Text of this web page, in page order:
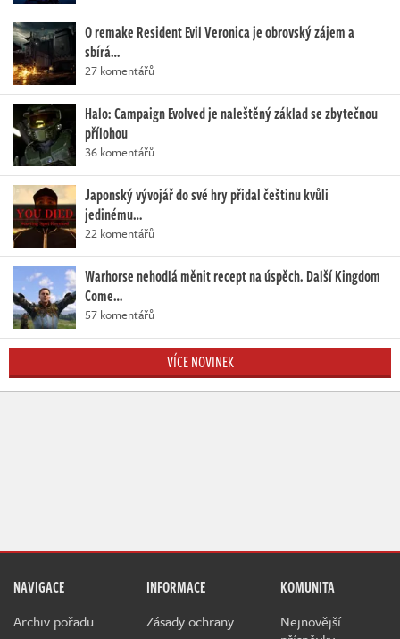
O remake Resident Evil Veronica je obrovský zájem a
sbírá…
27 komentářů
Halo: Campaign Evolved je naleštěný základ se zbytečnou
přílohou
36 komentářů
Japonský vývojář do své hry přidal češtinu kvůli
jedinému…
22 komentářů
Warhorse nehodlá měnit recept na úspěch. Další Kingdom
Come…
57 komentářů
VÍCE NOVINEK
NAVIGACE
Archiv pořadu
INFORMACE
Zásady ochrany
KOMUNITA
Nejnovější